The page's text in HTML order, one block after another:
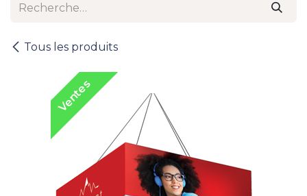
Tous les produits
Ventes